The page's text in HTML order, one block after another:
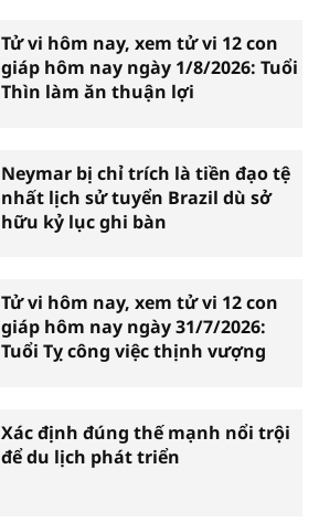
Tử vi hôm nay, xem tử vi 12 con
giáp hôm nay ngày 1/8/2026: Tuổi
Thìn làm ăn thuận lợi
Neymar bị chỉ trích là tiền đạo tệ
nhất lịch sử tuyển Brazil dù sở
hữu kỷ lục ghi bàn
Tử vi hôm nay, xem tử vi 12 con
giáp hôm nay ngày 31/7/2026:
Tuổi Tỵ công việc thịnh vượng
Xác định đúng thế mạnh nổi trội
để du lịch phát triển